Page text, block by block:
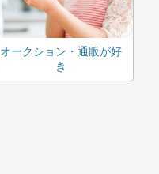
オークション・通販が好
き